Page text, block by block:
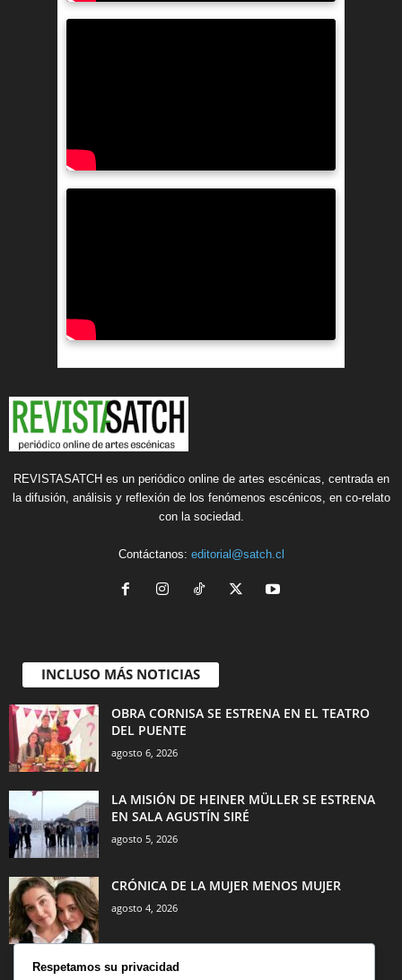
REVISTASATCH es un periódico online de artes escénicas, centrada en
la difusión, análisis y reflexión de los fenómenos escénicos, en co-relato
con la sociedad.
Contáctanos: editorial@satch.cl
INCLUSO MÁS NOTICIAS
OBRA CORNISA SE ESTRENA EN EL TEATRO
DEL PUENTE
agosto 6, 2026
LA MISIÓN DE HEINER MÜLLER SE ESTRENA
EN SALA AGUSTÍN SIRÉ
agosto 5, 2026
CRÓNICA DE LA MUJER MENOS MUJER
agosto 4, 2026
Respetamos su privacidad